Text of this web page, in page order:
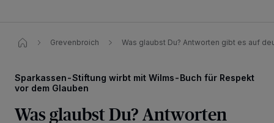
Grevenbroich Was glaubst Du? Antworten gibt es auf
Sparkassen-Stiftung wirbt mit Wilms-Buch für Respekt
vor dem Glauben
Was glaubst Du? Antworten